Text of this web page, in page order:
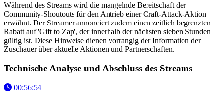
Während des Streams wird die mangelnde Bereitschaft der
Community-Shoutouts für den Antrieb einer Craft-Attack-Aktion
erwähnt. Der Streamer annonciert zudem einen zeitlich begrenzten
Rabatt auf 'Gift to Zap', der innerhalb der nächsten sieben Stunden
gültig ist. Diese Hinweise dienen vorrangig der Information der
Zuschauer über aktuelle Aktionen und Partnerschaften.
Technische Analyse und Abschluss des Streams
00:56:54